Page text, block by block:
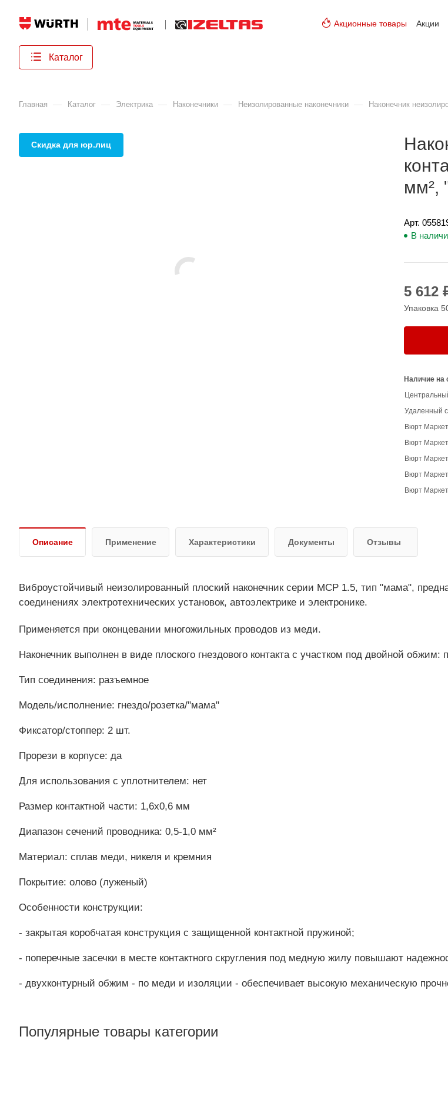
Акционные товары Акции
Каталог
Главная
— Каталог — Электрика — Наконечники — Неизолированные наконечники — Наконечник
Скидка для юр.лиц
мм²,
Арт.
В
5 612
Упаковка
Наличие на
Удаленный
Вюрт
Вюрт
Вюрт
Вюрт
Вюрт
Описание Применение Характеристики Документы Отзывы
Виброустойчивый неизолированный плоский наконечник серии MCP 1.5, тип "мама",
соединениях электротехнических установок, автоэлектрике и электронике.
Применяется при оконцевании многожильных проводов из меди.
Наконечник выполнен в виде плоского гнездового контакта с участком под двойной
Тип соединения: разъемное
Модель/исполнение: гнездо/розетка/"мама"
Фиксатор/стоппер: 2 шт.
Прорези в корпусе: да
Для использования с уплотнителем: нет
Размер контактной части: 1,6х0,6 мм
Диапазон сечений проводника: 0,5-1,0 мм²
Материал: сплав меди, никеля и кремния
Покрытие: олово (луженый)
Особенности конструкции:
- закрытая коробчатая конструкция с защищенной контактной пружиной;
- поперечные засечки в месте контактного скругления под медную жилу повышают
- двухконтурный обжим - по меди и изоляции - обеспечивает высокую механическую
Популярные товары категории